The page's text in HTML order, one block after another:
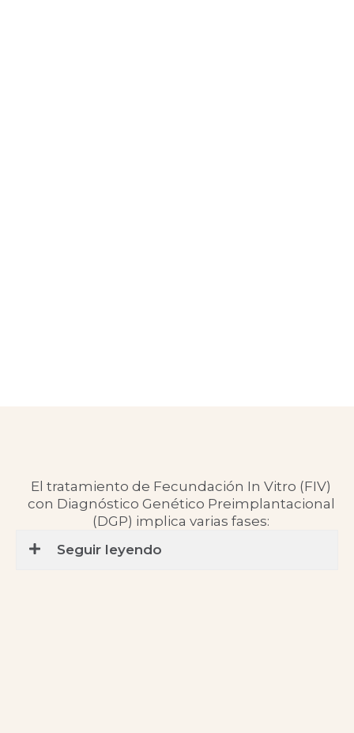
El tratamiento de Fecundación In Vitro (FIV)
con Diagnóstico Genético Preimplantacional
(DGP) implica varias fases:
Seguir leyendo